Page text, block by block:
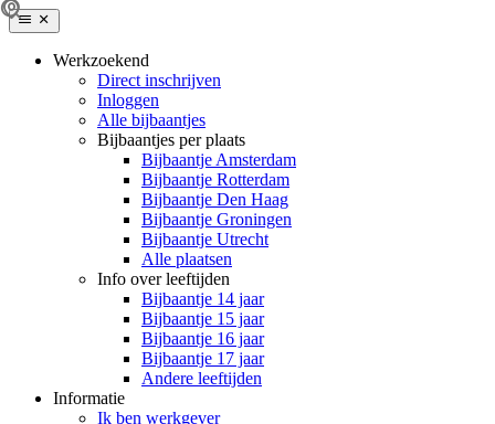
Werkzoekend
Direct inschrijven
Inloggen
Alle bijbaantjes
Bijbaantjes per plaats
Bijbaantje Amsterdam
Bijbaantje Rotterdam
Bijbaantje Den Haag
Bijbaantje Groningen
Bijbaantje Utrecht
Alle plaatsen
Info over leeftijden
Bijbaantje 14 jaar
Bijbaantje 15 jaar
Bijbaantje 16 jaar
Bijbaantje 17 jaar
Andere leeftijden
Informatie
Ik ben werkgever